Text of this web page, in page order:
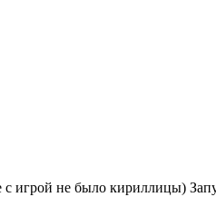
игрой не было кириллицы)